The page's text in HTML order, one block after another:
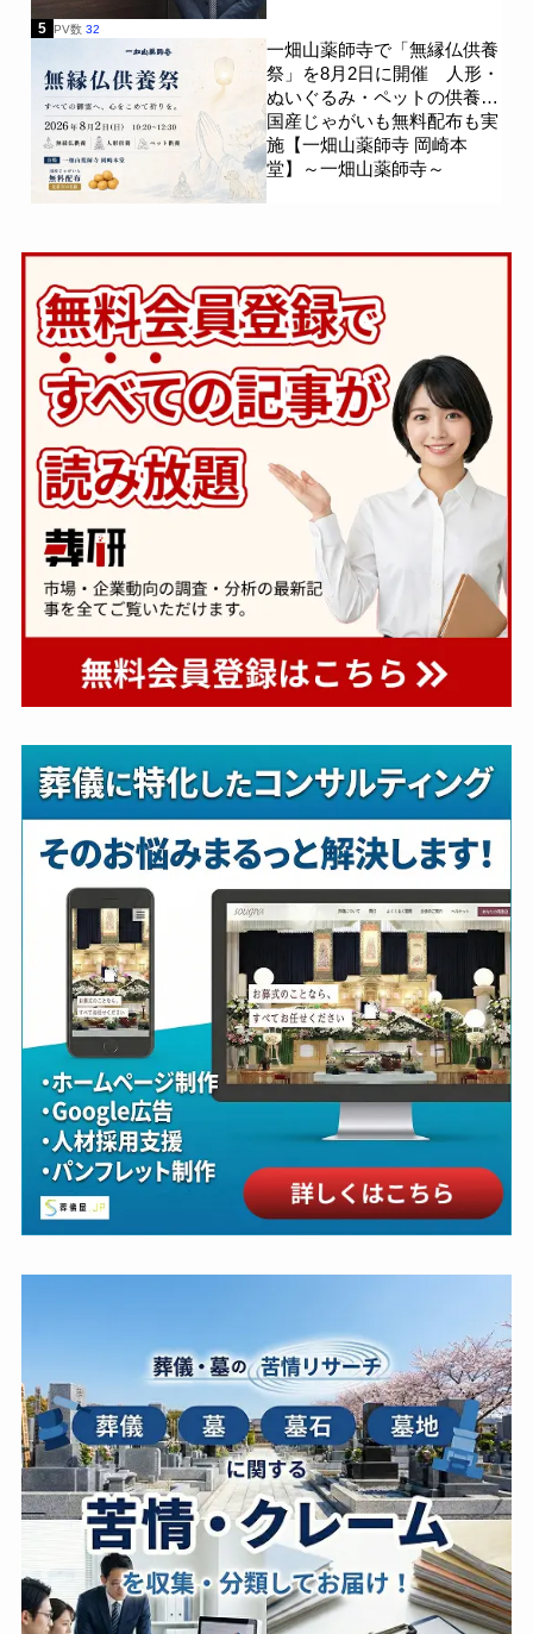
5 PV数 32
一畑山薬師寺で「無縁仏供養
祭」を8月2日に開催 人形・
ぬいぐるみ・ペットの供養、
国産じゃがいも無料配布も実
施【一畑山薬師寺 岡崎本
堂】～一畑山薬師寺～